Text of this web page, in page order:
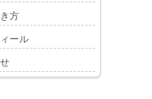
方
ール